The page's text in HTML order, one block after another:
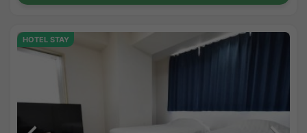
HOTEL STAY